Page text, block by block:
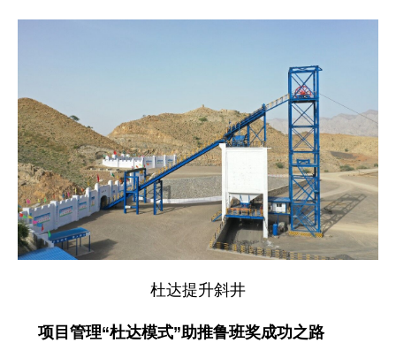
杜达提升斜井
项目管理“杜达模式”助推鲁班奖成功之路